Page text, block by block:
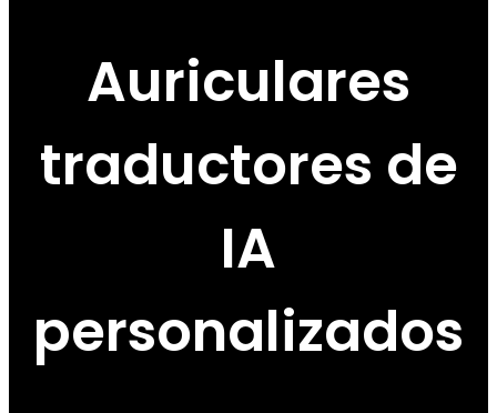
Auriculares
traductores de
IA
personalizados